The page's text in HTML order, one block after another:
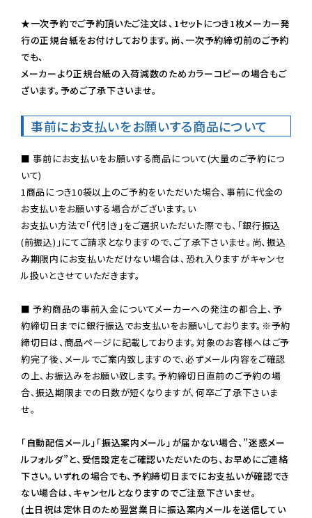
★一次予約でご予約頂いたご注文は、1セットにつき1枚メーカー発
行の正規台紙をお付けしております。尚、一次予約締切前のご予約
でも、
メーカーより正規台紙の入荷減数のためカラーコピーの場合もご
ざいます。予めご了承下さいませ。
事前にお支払いをお願いする商品について
■ 事前にお支払いをお願いする商品について(大量のご予約につ
いて)
1商品につき10袋以上のご予約をいただいた場合、事前に代金の
お支払いをお願いする場合がございます。い
お支払い方法で「代引き」をご選択いただいた際でも、「銀行振込
(前振込)」にてご請求となりますので、ご了承下さいませ。尚、振込
み期限内にお支払いただけない場合は、恐れ入りますがキャンセ
ル扱いとさせていただきます。
■ 予約商品の事前入金についてメーカーへの発注の都合上、予
約締切日までに銀行振込でお支払いをお願いしております。※予約
締切日は、商品ページに記載しております。対象のお客様へはご予
約完了後、メールでご案内致しますので、必ずメール内容をご確認
の上、お振込みをお願い致します。予約締切日直前のご予約の場
合、振込期限までの日数が短くなりますが、何卒ご了承下さいま
せ。
「自動配信メール」「振込案内メール」が届かない場合、”迷惑メー
ルフォルダ”と、受信設定をご確認いただいたのち、お早めにご連絡
下さい。いずれの場合でも、予約締切日までにお支払いが確認でき
ない場合は、キャンセルとなりますのでご注意下さいませ。
(土日祝は定休日のため翌営業日に振込案内メールを送信してい